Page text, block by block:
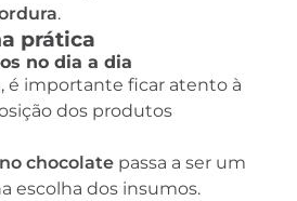
.
prática
no dia a dia
é importante ficar atento à
dos produtos
chocolate passa a ser um
escolha dos insumos.